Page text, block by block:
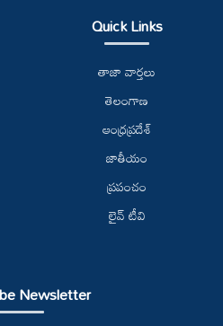
Quick Links
తాజా వార్తలు
తెలంగాణ
ఆంధ్రప్రదేశ్
జాతీయం
ప్రపంచం
లైవ్ టీవి
Newsletter